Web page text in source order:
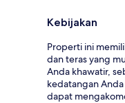
Kebijakan
Properti ini
dan teras yang
Anda khawatir,
kedatangan
dapat